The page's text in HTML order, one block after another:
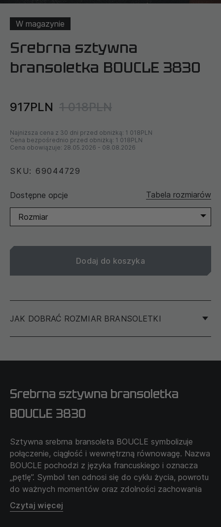
W magazynie
Srebrna sztywna
bransoletka BOUCLE 3830
917PLN 1 018PLN
Najniższa cena z 30 dni przed obniżką: 1 018PLN
Cena bezpośrednio przed obniżką: 1 018PLN
Cena obowiązuje: 28.05.2026 - 08.08.2026
SKU: 69044729
Dostępne opcje Tabela rozmiarów
Rozmiar
Dodaj do koszyka
JAK DOBRAĆ ROZMIAR BRANSOLETKI
Używając nitki lub wstążki, owiń ją wokół podstawy
swojego nadgarstka. Aby zapewnić wygodne
staw.
Zrób znacznik markerem w miejscu, gdzie nitka lub
wstążka spotyka się z początkowym końcem.
Rozwiń nitkę lub wstążkę i zmierz długość w cm od
do uzyskanego wyniku i wybierz rozmiar z
Srebrna sztywna bransoletka
BOUCLE 3830
Sztywna srebrna bransoleta BOUCLE symbolizuje
połączenie, ciągłość i wewnętrzną równowagę. Nazwa
BOUCLE pochodzi z języka francuskiego i oznacza
„pętlę”. Symbol ten odnosi się do cyklu życia, powrotu
do ważnych momentów oraz zdolności zachowania
równowagi na własnej drodze.
Czytaj więcej